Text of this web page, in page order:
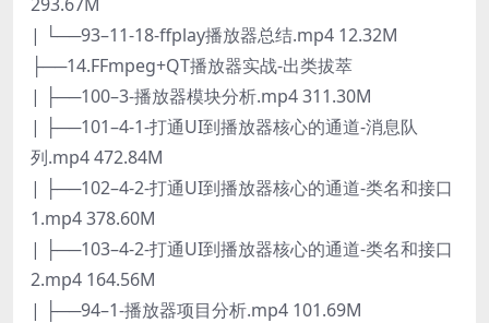
| └──93–11-18-ffplay播放器总结.mp4 12.32M
├──14.FFmpeg+QT播放器实战-出类拔萃
| ├──100–3-播放器模块分析.mp4 311.30M
| ├──101–4-1-打通UI到播放器核心的通道-消息队
列.mp4 472.84M
| ├──102–4-2-打通UI到播放器核心的通道-类名和接口
1.mp4 378.60M
| ├──103–4-2-打通UI到播放器核心的通道-类名和接口
2.mp4 164.56M
| ├──94–1-播放器项目分析.mp4 101.69M